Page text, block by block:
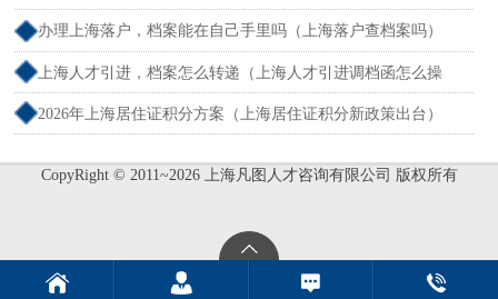
办理上海落户，档案能在自己手里吗（上海落户查档案吗）
上海人才引进，档案怎么转递（上海人才引进调档函怎么操
作）
2026年上海居住证积分方案（上海居住证积分新政策出台）
CopyRight © 2011~2026 上海凡图人才咨询有限公司 版权所有